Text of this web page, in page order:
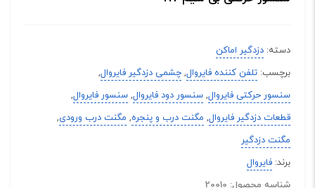
دسته: دزدگیر اماکن
برچسب: تلفن کننده فایروال, چشمی دزدگیر فایروال,
سنسور حرکتی فایروال, سنسور دود فایروال, سنسور فایروال,
قطعات دزدگیر فایروال, مگنت درب و پنجره, مگنت درب ورودی,
مگنت دزدگیر
برند: فایروال
شناسه محصول: 20010